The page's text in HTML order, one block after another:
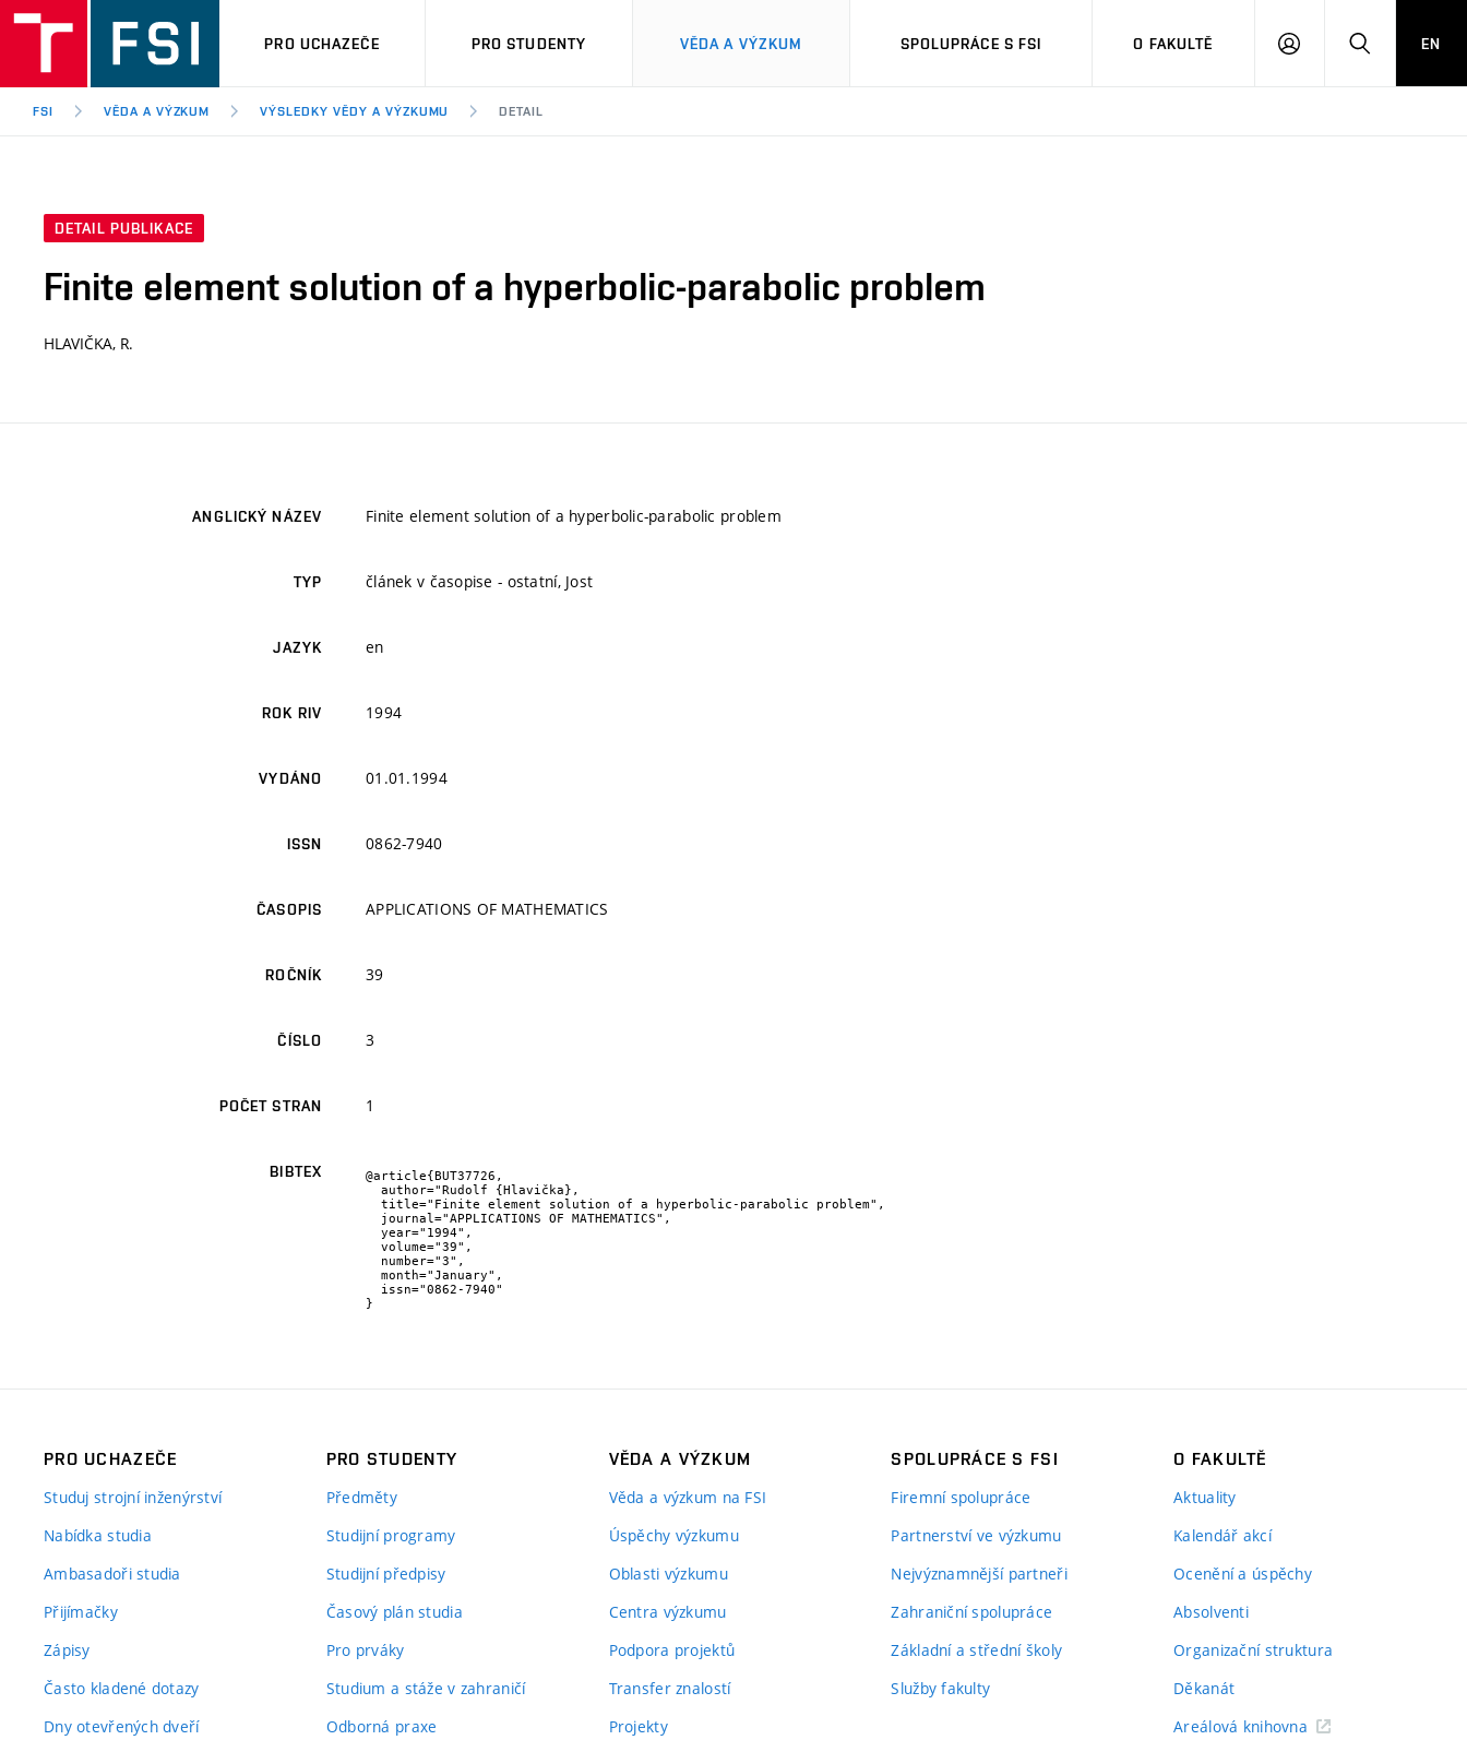
PRO UCHAZEČE PRO STUDENTY VĚDA A VÝZKUM SPOLUPRÁCE S FSI O FAKULTĚ
PŘIHLÁŠENÍHLEDAT
EN
FSI VĚDA A VÝZKUM VÝSLEDKY VĚDY A VÝZKUMU DETAIL
DETAIL PUBLIKACE
Finite element solution of a hyperbolic-parabolic problem
HLAVIČKA, R.
ANGLICKÝ NÁZEV Finite element solution of a hyperbolic-parabolic problem
TYP článek v časopise - ostatní, Jost
JAZYK en
ROK RIV 1994
VYDÁNO 01.01.1994
ISSN 0862-7940
ČASOPIS APPLICATIONS OF MATHEMATICS
ROČNÍK 39
ČÍSLO 3
POČET STRAN 1
BIBTEX
@article{BUT37726,
}
PRO UCHAZEČE
Studuj strojní inženýrství
Nabídka studia
Ambasadoři studia
Přijímačky
Zápisy
Často kladené dotazy
Dny otevřených dveří
PRO STUDENTY
Předměty
Studijní programy
Studijní předpisy
Časový plán studia
Pro prváky
Studium a stáže v zahraničí
Odborná praxe
VĚDA A VÝZKUM
Věda a výzkum na FSI
Úspěchy výzkumu
Oblasti výzkumu
Centra výzkumu
Podpora projektů
Transfer znalostí
Projekty
SPOLUPRÁCE S FSI
Firemní spolupráce
Partnerství ve výzkumu
Nejvýznamnější partneři
Zahraniční spolupráce
Základní a střední školy
Služby fakulty
O FAKULTĚ
Aktuality
Kalendář akcí
Ocenění a úspěchy
Absolventi
Organizační struktura
Děkanát
Areálová knihovna